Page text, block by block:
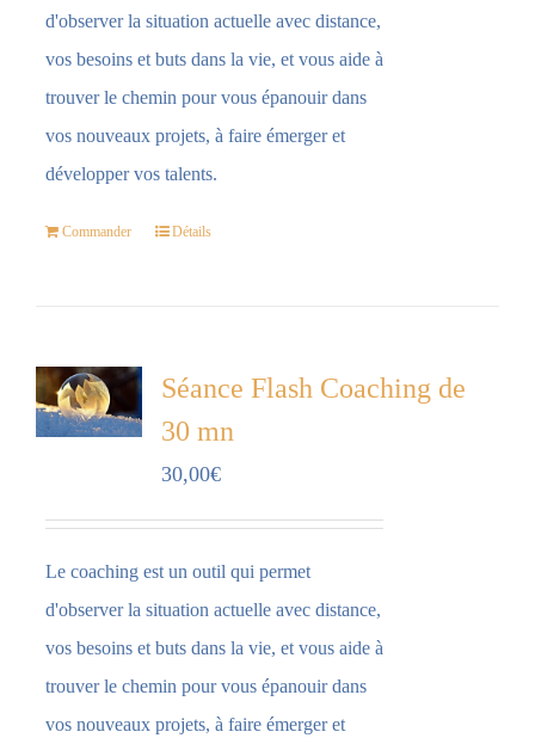
d'observer la situation actuelle avec distance,
vos besoins et buts dans la vie, et vous aide à
trouver le chemin pour vous épanouir dans
vos nouveaux projets, à faire émerger et
développer vos talents.
Commander Détails
Séance Flash Coaching de
30 mn
30,00€
Le coaching est un outil qui permet
d'observer la situation actuelle avec distance,
vos besoins et buts dans la vie, et vous aide à
trouver le chemin pour vous épanouir dans
vos nouveaux projets, à faire émerger et